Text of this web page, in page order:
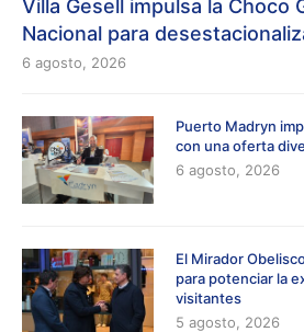
Villa Gesell impulsa la Choco
Nacional para
6 agosto, 2026
Puerto Madryn
con una oferta
6 agosto, 2026
El Mirador
para potenciar la
visitantes
5 agosto, 2026